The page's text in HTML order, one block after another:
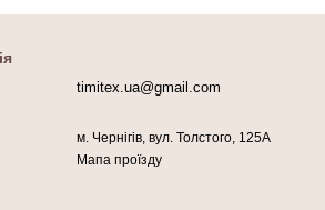
timitex.ua@gmail.com
м. Чернігів, вул. Толстого, 125А
Мапа проїзду